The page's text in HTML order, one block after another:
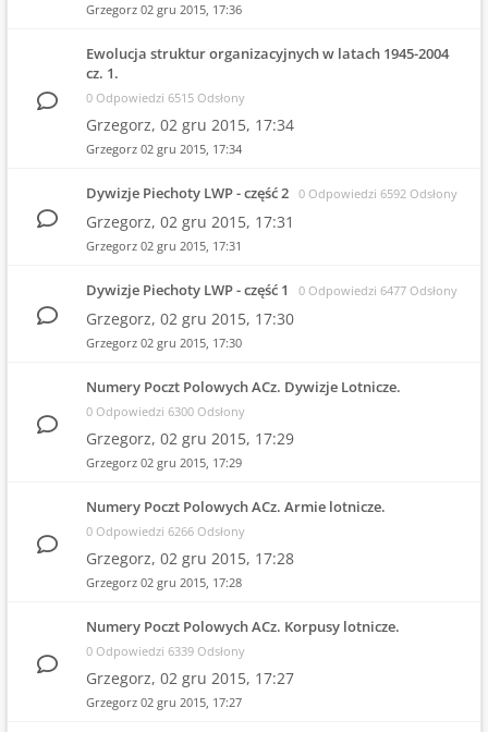
Grzegorz 02 gru 2015, 17:36
Ewolucja struktur organizacyjnych w latach 1945-2004
cz. 1.
0 Odpowiedzi 6515 Odsłony
Grzegorz, 02 gru 2015, 17:34
Grzegorz 02 gru 2015, 17:34
Dywizje Piechoty LWP - część 2 0 Odpowiedzi 6592 Odsłony
Grzegorz, 02 gru 2015, 17:31
Grzegorz 02 gru 2015, 17:31
Dywizje Piechoty LWP - część 1 0 Odpowiedzi 6477 Odsłony
Grzegorz, 02 gru 2015, 17:30
Grzegorz 02 gru 2015, 17:30
Numery Poczt Polowych ACz. Dywizje Lotnicze.
0 Odpowiedzi 6300 Odsłony
Grzegorz, 02 gru 2015, 17:29
Grzegorz 02 gru 2015, 17:29
Numery Poczt Polowych ACz. Armie lotnicze.
0 Odpowiedzi 6266 Odsłony
Grzegorz, 02 gru 2015, 17:28
Grzegorz 02 gru 2015, 17:28
Numery Poczt Polowych ACz. Korpusy lotnicze.
0 Odpowiedzi 6339 Odsłony
Grzegorz, 02 gru 2015, 17:27
Grzegorz 02 gru 2015, 17:27